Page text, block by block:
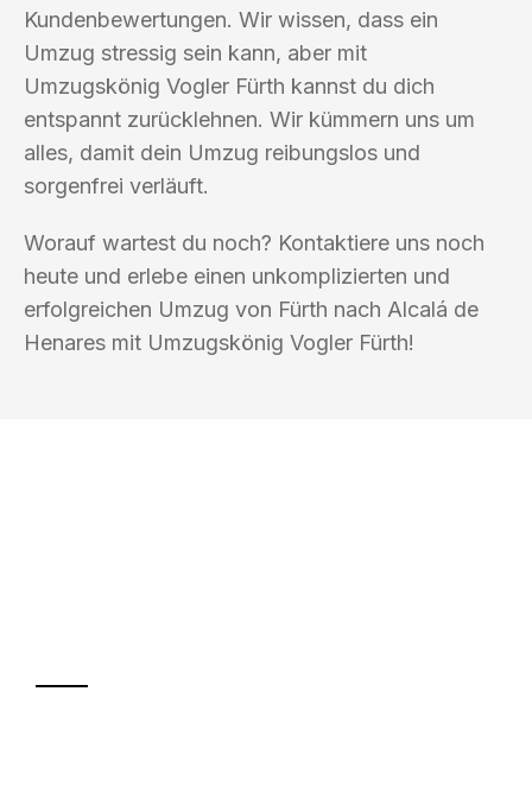
Kundenbewertungen. Wir wissen, dass ein
Umzug stressig sein kann, aber mit
Umzugskönig Vogler Fürth kannst du dich
entspannt zurücklehnen. Wir kümmern uns um
alles, damit dein Umzug reibungslos und
sorgenfrei verläuft.
Worauf wartest du noch? Kontaktiere uns noch
heute und erlebe einen unkomplizierten und
erfolgreichen Umzug von Fürth nach Alcalá de
Henares mit Umzugskönig Vogler Fürth!